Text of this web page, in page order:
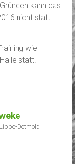
kann das
nicht statt
wie
statt.
Detmold